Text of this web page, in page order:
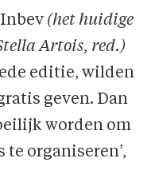
(het huidige
Artois, red.)
editie, wilden
geven. Dan
worden om
te organiseren’,